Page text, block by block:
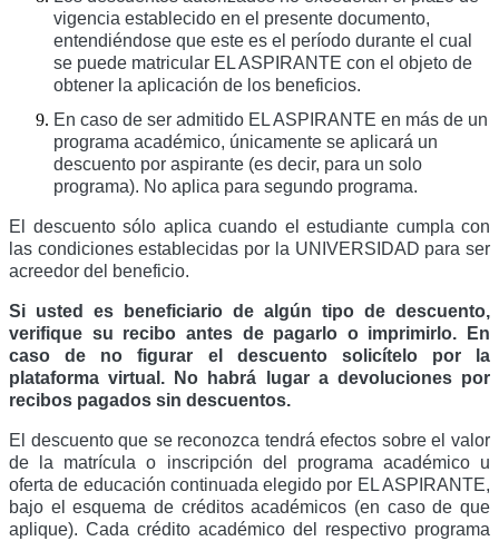
vigencia establecido en el presente documento,
entendiéndose que este es el período durante el cual
se puede matricular EL ASPIRANTE con el objeto de
obtener la aplicación de los beneficios.
En caso de ser admitido EL ASPIRANTE en más de un
programa académico, únicamente se aplicará un
descuento por aspirante (es decir, para un solo
programa). No aplica para segundo programa.
El descuento sólo aplica cuando el estudiante cumpla con
las condiciones establecidas por la UNIVERSIDAD para ser
acreedor del beneficio.
Si usted es beneficiario de algún tipo de descuento,
verifique su recibo antes de pagarlo o imprimirlo. En
caso de no figurar el descuento solicítelo por la
plataforma virtual. No habrá lugar a devoluciones por
recibos pagados sin descuentos.
El descuento que se reconozca tendrá efectos sobre el valor
de la matrícula o inscripción del programa académico u
oferta de educación continuada elegido por EL ASPIRANTE,
bajo el esquema de créditos académicos (en caso de que
aplique). Cada crédito académico del respectivo programa